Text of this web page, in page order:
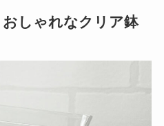
しゃれなクリア鉢